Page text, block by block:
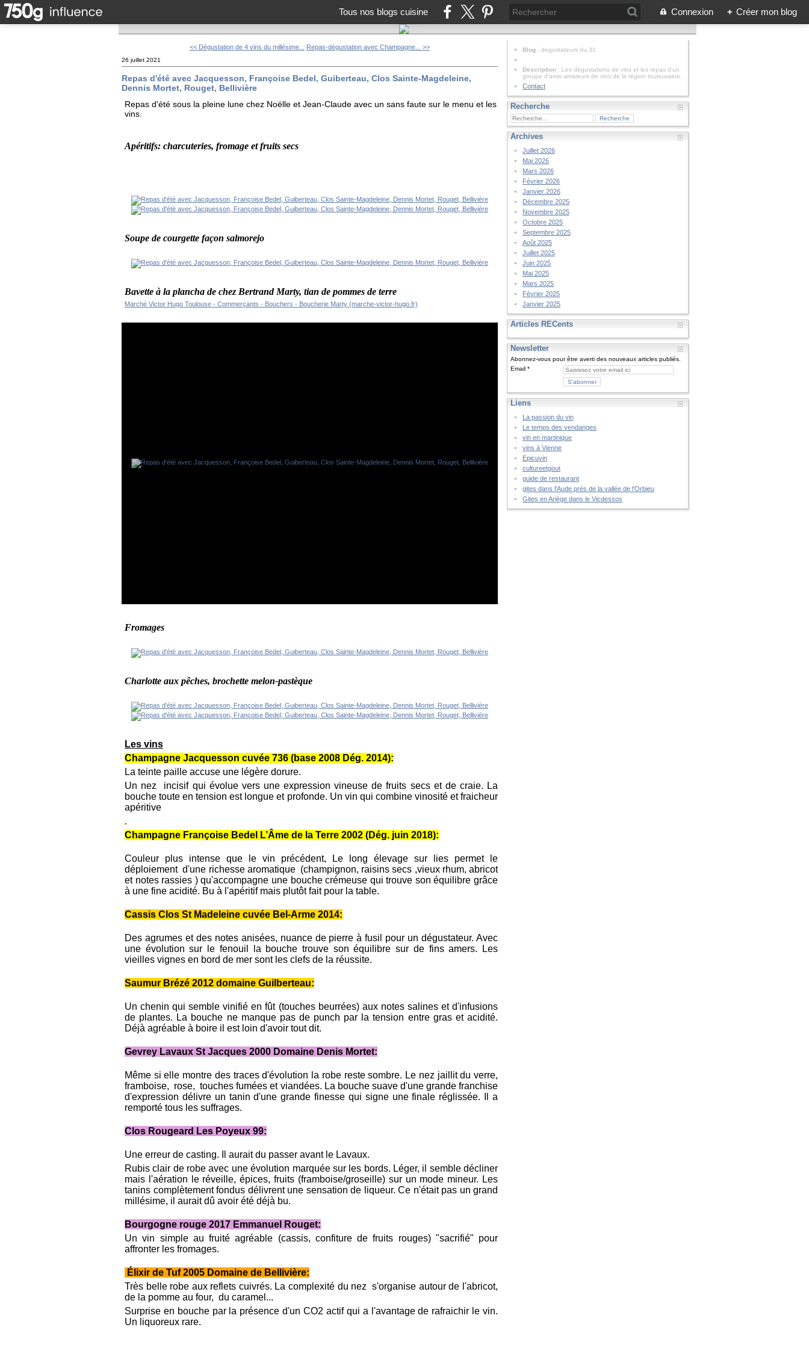
Tous nos blogs cuisine Connexion + Créer mon blog
<< Dégustation de 4 vins du millésime... Repas-dégustation avec Champagne... >>
26 juillet 2021
Repas d'été avec Jacquesson, Françoise Bedel, Guiberteau, Clos Sainte-Magdeleine,
Dennis Mortet, Rouget, Bellivière
Repas d'été sous la pleine lune chez Noëlle et Jean-Claude avec un sans faute sur le menu et les
vins.
Apéritifs: charcuteries, fromage et fruits secs
Soupe de courgette façon salmorejo
Bavette à la plancha de chez Bertrand Marty, tian de pommes de terre
Marché Victor Hugo Toulouse - Commerçants - Bouchers - Boucherie Marty (marche-victor-hugo.fr)
Fromages
Charlotte aux pêches, brochette melon-pastèque
Les vins
Champagne Jacquesson cuvée 736 (base 2008 Dég. 2014):
La teinte paille accuse une légère dorure.
Un nez incisif qui évolue vers une expression vineuse de fruits secs et de craie. La
bouche toute en tension est longue et profonde. Un vin qui combine vinosité et fraicheur
apéritive
.
Champagne Françoise Bedel L’Âme de la Terre 2002 (Dég. juin 2018):
Couleur plus intense que le vin précédent, Le long élevage sur lies permet le
déploiement d'une richesse aromatique (champignon, raisins secs ,vieux rhum, abricot
et notes rassies ) qu'accompagne une bouche crémeuse qui trouve son équilibre grâce
à une fine acidité. Bu à l'apéritif mais plutôt fait pour la table.
Cassis Clos St Madeleine cuvée Bel-Arme 2014:
Des agrumes et des notes anisées, nuance de pierre à fusil pour un dégustateur. Avec
une évolution sur le fenouil la bouche trouve son équilibre sur de fins amers. Les
vieilles vignes en bord de mer sont les clefs de la réussite.
Saumur Brézé 2012 domaine Guilberteau:
Un chenin qui semble vinifié en fût (touches beurrées) aux notes salines et d'infusions
de plantes. La bouche ne manque pas de punch par la tension entre gras et acidité.
Déjà agréable à boire il est loin d'avoir tout dit.
Gevrey Lavaux St Jacques 2000 Domaine Denis Mortet:
Même si elle montre des traces d'évolution la robe reste sombre. Le nez jaillit du verre,
framboise, rose, touches fumées et viandées. La bouche suave d'une grande franchise
d'expression délivre un tanin d'une grande finesse qui signe une finale réglissée. Il a
remporté tous les suffrages.
Clos Rougeard Les Poyeux 99:
Une erreur de casting. Il aurait du passer avant le Lavaux.
Rubis clair de robe avec une évolution marquée sur les bords. Léger, il semble décliner
mais l'aération le réveille, épices, fruits (framboise/groseille) sur un mode mineur. Les
tanins complètement fondus délivrent une sensation de liqueur. Ce n'était pas un grand
millésime, il aurait dû avoir été déjà bu.
Bourgogne rouge 2017 Emmanuel Rouget:
Un vin simple au fruité agréable (cassis, confiture de fruits rouges) "sacrifié" pour
affronter les fromages.
Élixir de Tuf 2005 Domaine de Bellivière:
Très belle robe aux reflets cuivrés. La complexité du nez s'organise autour de l'abricot,
de la pomme au four, du caramel...
Surprise en bouche par la présence d'un CO2 actif qui a l'avantage de rafraichir le vin.
Un liquoreux rare.
Blog : degustateurs du 31
Description : Les dégustations de vins et les repas d'un
groupe d'amis amateurs de vins de la région toulousaine.
Contact
Recherche
Archives
Juillet 2026
Mai 2026
Mars 2026
Février 2026
Janvier 2026
Décembre 2025
Novembre 2025
Octobre 2025
Septembre 2025
Août 2025
Juillet 2025
Juin 2025
Mai 2025
Mars 2025
Février 2025
Janvier 2025
Articles RÉCents
Newsletter
Abonnez-vous pour être averti des nouveaux articles publiés.
Email
Liens
La passion du vin
Le temps des vendanges
vin en martinique
vins à Vienne
Epicuvin
cultureetgout
guide de restaurant
gites dans l'Aude près de la vallée de l'Orbieu
Gites en Ariège dans le Vicdessos